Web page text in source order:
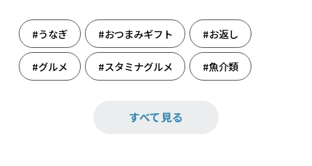
#うなぎ #おつまみギフト #お返し
#グルメ #スタミナグルメ #魚介類
すべて見る